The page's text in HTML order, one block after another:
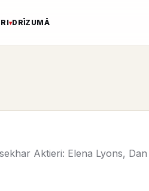
DRĪZUMĀ
Aktieri: Elena Lyons,